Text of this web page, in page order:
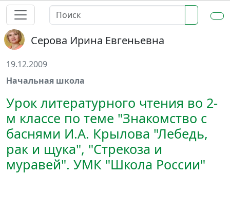
Серова Ирина Евгеньевна
19.12.2009
Начальная школа
Урок литературного чтения во 2-
м классе по теме "Знакомство с
баснями И.А. Крылова "Лебедь,
рак и щука", "Стрекоза и
муравей". УМК "Школа России"